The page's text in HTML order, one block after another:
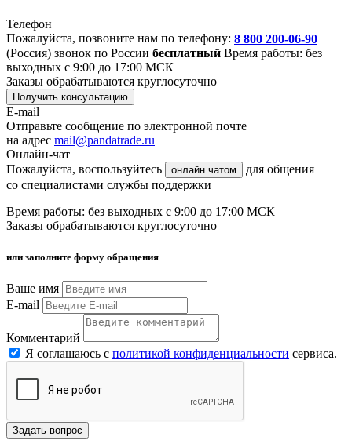
Телефон
Пожалуйста, позвоните нам по телефону: 8 800 200-06-90
(Россия) звонок по России бесплатный Время работы: без
выходных с 9:00 до 17:00 МСК
Заказы обрабатываются круглосуточно
Получить консультацию
E-mail
Отправьте сообщение по электронной почте
на адрес mail@pandatrade.ru
Онлайн-чат
Пожалуйста, воспользуйтесь
онлайн чатом
для общения
со специалистами службы поддержки
Время работы: без выходных с 9:00 до 17:00 МСК
Заказы обрабатываются круглосуточно
или заполните форму обращения
Ваше имя
E-mail
Комментарий
Я соглашаюсь с политикой конфиденциальности сервиса.
Задать вопрос